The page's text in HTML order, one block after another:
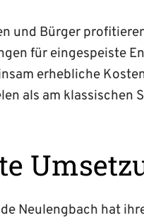
und Bürger
für eingespeiste
erhebliche
als am klassischen
Neulengbach hat